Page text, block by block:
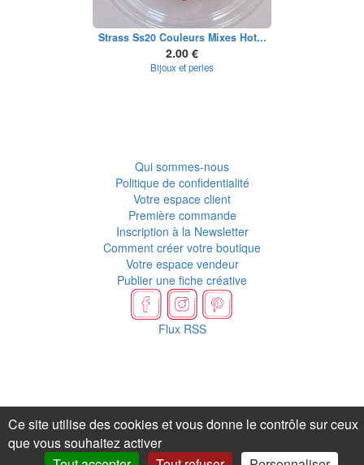
Strass Ss20 Couleurs Mixes Hot...
2.00 €
Bijoux et perles
Qui sommes-nous
Politique de confidentialité
Votre espace client
Première commande
Inscription à la Newsletter
Comment créer votre boutique
Votre espace vendeur
Publier une fiche créative
Flux RSS
Ce site utilise des cookies et vous donne le contrôle sur ceux
que vous souhaitez activer